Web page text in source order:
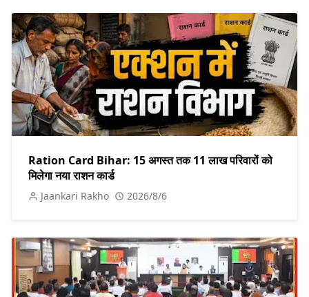
Ration Card Bihar: 15 अगस्त तक 11 लाख परिवारों को
मिलेगा नया राशन कार्ड
Jaankari Rakho 2026/8/6